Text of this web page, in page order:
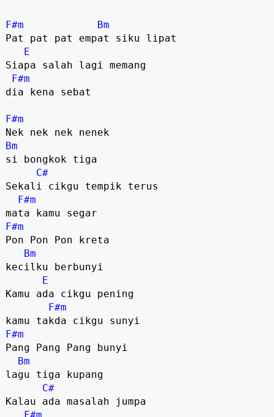
F#m
Bm
Pat pat pat empat siku lipat
E
Siapa salah lagi memang
F#m
dia kena sebat
F#m
Bm
si bongkok tiga
C#
Sekali cikgu tempik terus
F#m
F#m
Pon Pon Pon kreta
Bm
kecilku berbunyi
E
Kamu ada cikgu pening
F#m
F#m
Pang Pang Pang bunyi
Bm
lagu tiga kupang
C#
Kalau ada masalah jumpa